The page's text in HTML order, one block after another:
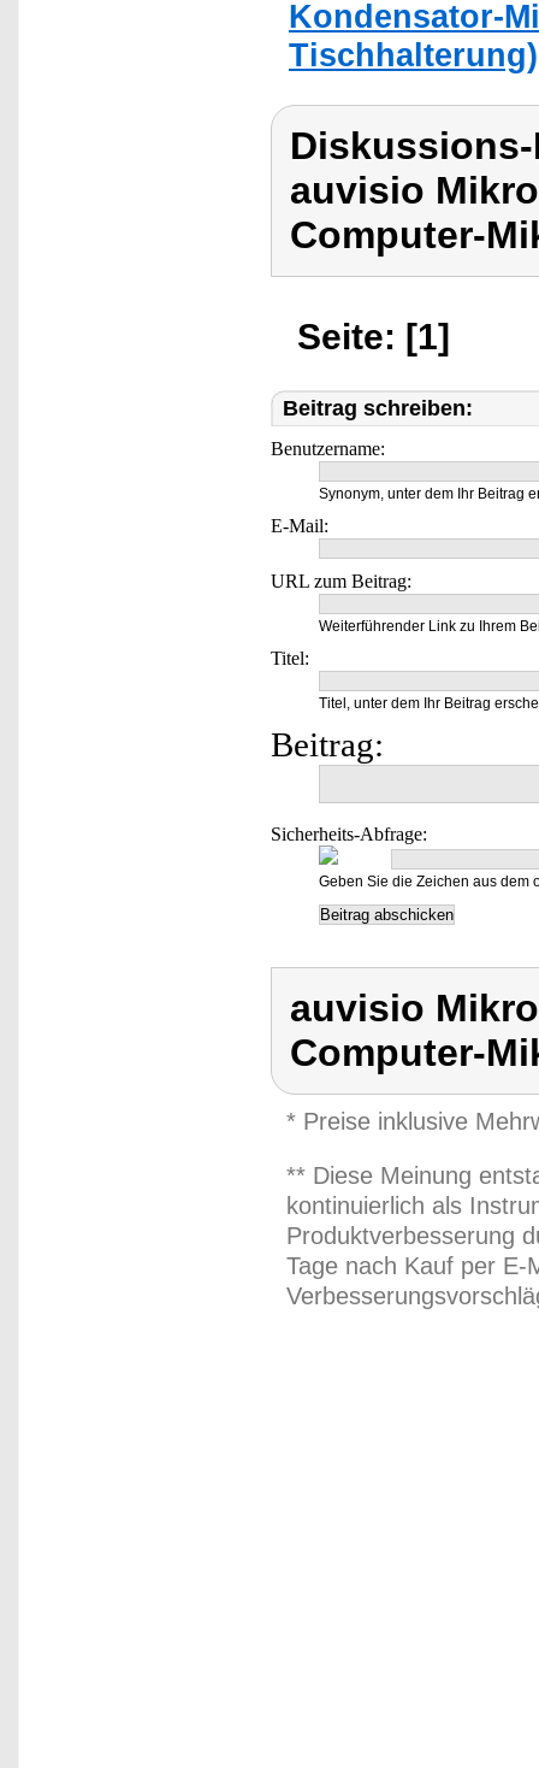
Kondensator-
Tischhalterung)
auvisio
Computer-
Seite: [1]
Beitrag schreiben:
Benutzername:
Synonym, unter dem Ihr Beitrag
E-Mail:
URL zum Beitrag:
Weiterführender Link zu Ihrem
Titel:
Titel, unter dem Ihr Beitrag
Beitrag:
Sicherheits-Abfrage:
Geben Sie die Zeichen aus dem
auvisio
Computer-
* Preise inklusive
** Diese Meinung
kontinuierlich als
Produktverbesserung
Tage nach Kauf per E-